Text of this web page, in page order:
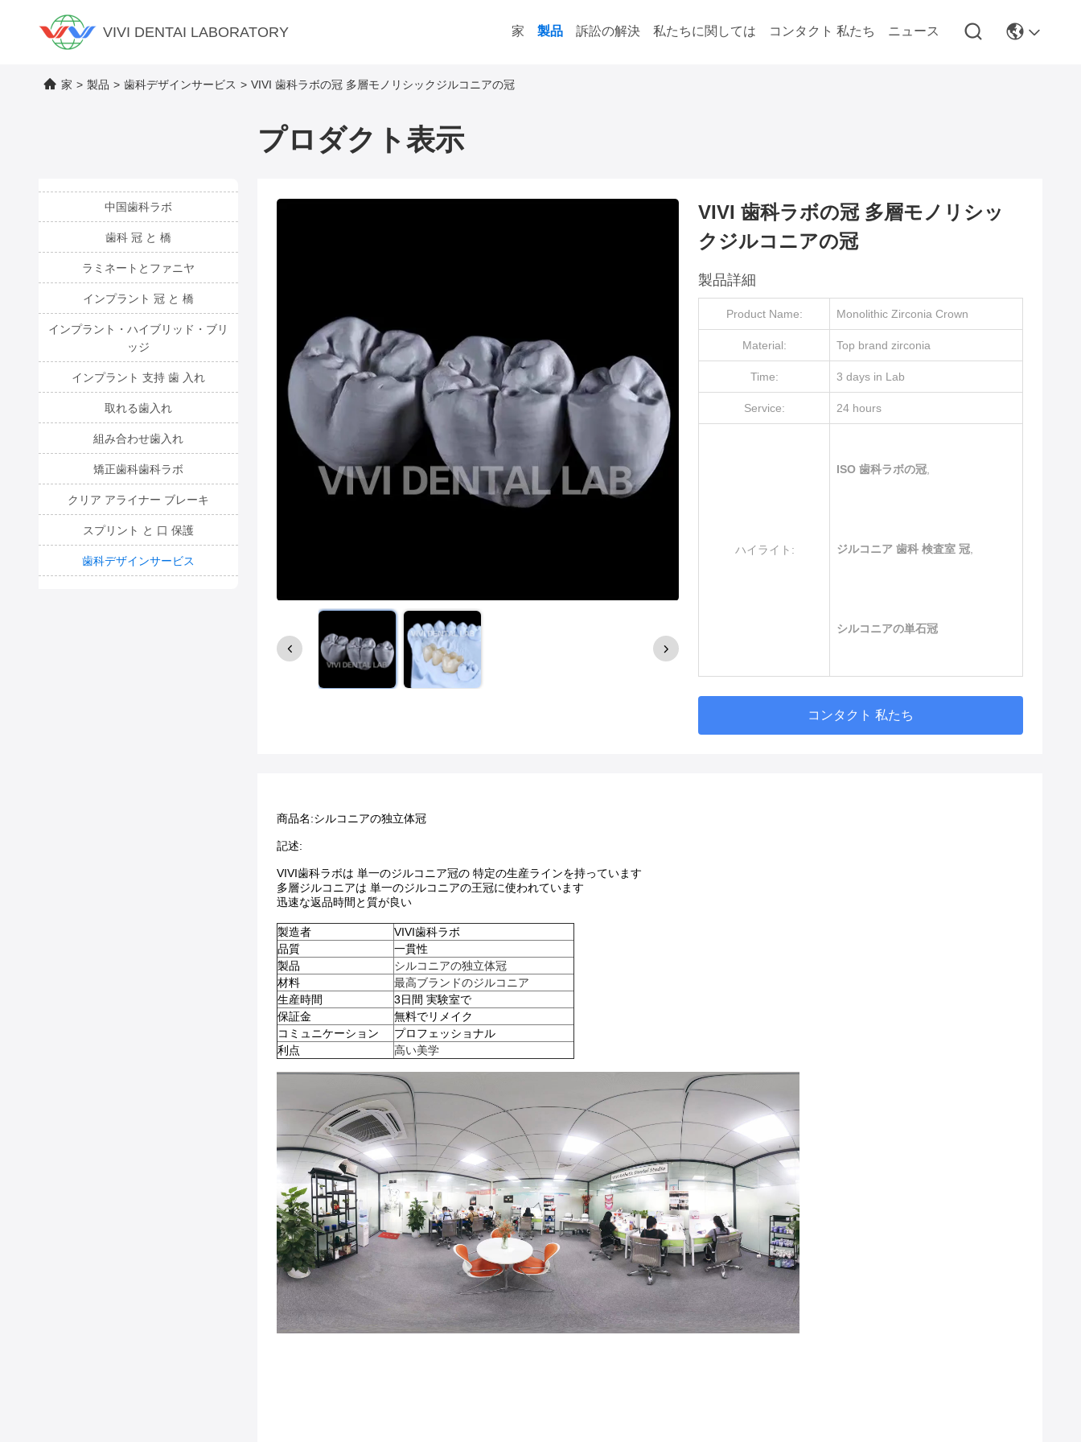
VIVI DENTAI LABORATORY 家 製品 訴訟の解決 私たちに関しては コンタクト 私たち ニュース
家 > 製品 > 歯科デザインサービス > VIVI 歯科ラボの冠 多層モノリシックジルコニアの冠
プロダクト表示
中国歯科ラボ
歯科 冠 と 橋
ラミネートとファニヤ
インプラント 冠 と 橋
インプラント・ハイブリッド・ブリ
ッジ
インプラント 支持 歯 入れ
取れる歯入れ
組み合わせ歯入れ
矯正歯科歯科ラボ
クリア アライナー ブレーキ
スプリント と 口 保護
歯科デザインサービス
VIVI 歯科ラボの冠 多層モノリシッ
クジルコニアの冠
製品詳細
Product Name: Monolithic Zirconia Crown
Material: Top brand zirconia
Time: 3 days in Lab
Service: 24 hours
ハイライト:
ISO 歯科ラボの冠
ジルコニア 歯科 検査室 冠
シルコニアの単石冠
コンタクト 私たち
商品名:シルコニアの独立体冠
記述:
VIVI歯科ラボは 単一のジルコニア冠の 特定の生産ラインを持っています
多層ジルコニアは 単一のジルコニアの王冠に使われています
迅速な返品時間と質が良い
製造者
VIVI歯科ラボ
品質
一貫性
製品
シルコニアの独立体冠
材料
最高ブランドのジルコニア
生産時間
3日間 実験室で
保証金
無料でリメイク
コミュニケーション
プロフェッショナル
利点
高い美学